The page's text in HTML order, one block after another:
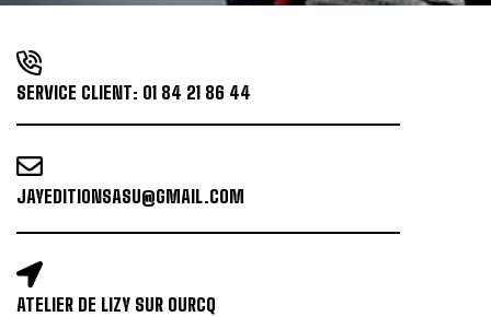
SERVICE CLIENT: 01 84 21 86 44
JAYEDITIONSASU@GMAIL.COM
ATELIER DE LIZY SUR OURCQ